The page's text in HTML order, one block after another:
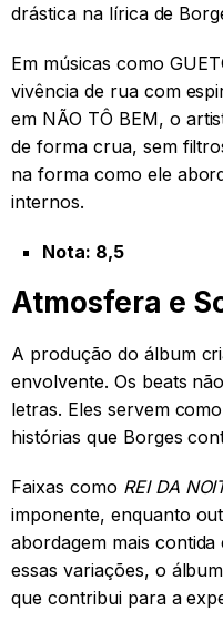
drástica na lírica de
Em músicas como
vivência de rua com
em NÃO TÔ BEM, o
de forma crua, sem
na forma como ele
internos.
Nota: 8,5
Atmosfera e
A produção do álbum
envolvente. Os beats
letras. Eles servem
histórias que Borges
Faixas como REI DA
imponente, enquanto
abordagem mais
essas variações, o
que contribui para a